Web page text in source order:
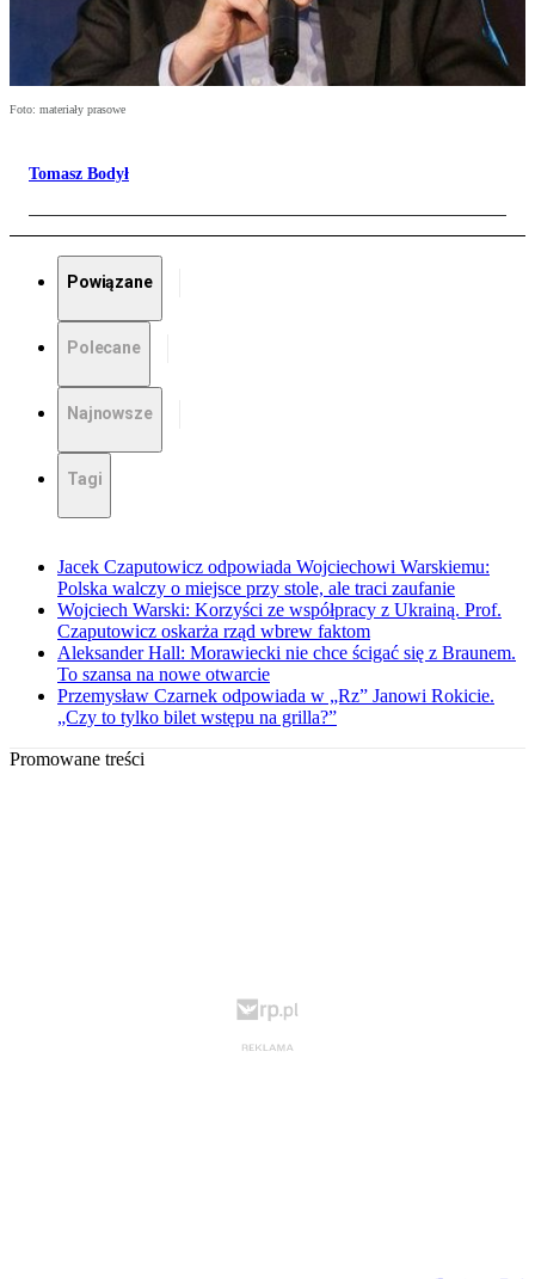
Foto: materiały prasowe
Tomasz Bodył
Powiązane
Polecane
Najnowsze
Tagi
Jacek Czaputowicz odpowiada Wojciechowi Warskiemu:
Polska walczy o miejsce przy stole, ale traci zaufanie
Wojciech Warski: Korzyści ze współpracy z Ukrainą. Prof.
Czaputowicz oskarża rząd wbrew faktom
Aleksander Hall: Morawiecki nie chce ścigać się z Braunem.
To szansa na nowe otwarcie
Przemysław Czarnek odpowiada w „Rz” Janowi Rokicie.
„Czy to tylko bilet wstępu na grilla?”
Promowane treści